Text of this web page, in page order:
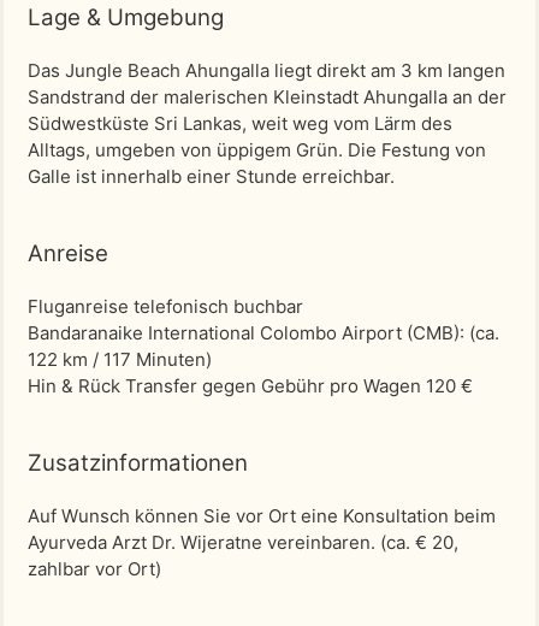
Lage & Umgebung
Das Jungle Beach Ahungalla liegt direkt am 3 km langen
Sandstrand der malerischen Kleinstadt Ahungalla an der
Südwestküste Sri Lankas, weit weg vom Lärm des
Alltags, umgeben von üppigem Grün. Die Festung von
Galle ist innerhalb einer Stunde erreichbar.
Anreise
Fluganreise telefonisch buchbar
Bandaranaike International Colombo Airport (CMB): (ca.
122 km / 117 Minuten)
Hin & Rück Transfer gegen Gebühr pro Wagen 120 €
Zusatzinformationen
Auf Wunsch können Sie vor Ort eine Konsultation beim
Ayurveda Arzt Dr. Wijeratne vereinbaren. (ca. € 20,
zahlbar vor Ort)